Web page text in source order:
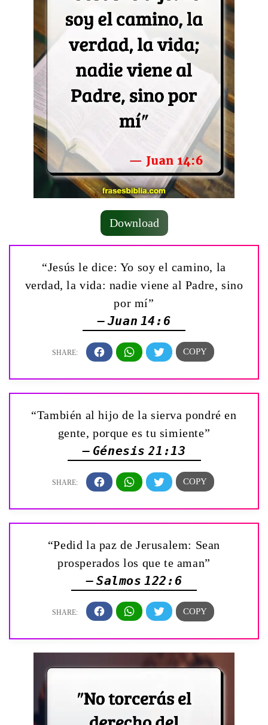
Download
“Jesús le dice: Yo soy el camino, la
verdad, la vida: nadie viene al Padre, sino
por mí”
— Juan 14:6
“También al hijo de la sierva pondré en
gente, porque es tu simiente”
— Génesis 21:13
“Pedid la paz de Jerusalem: Sean
prosperados los que te aman”
— Salmos 122:6